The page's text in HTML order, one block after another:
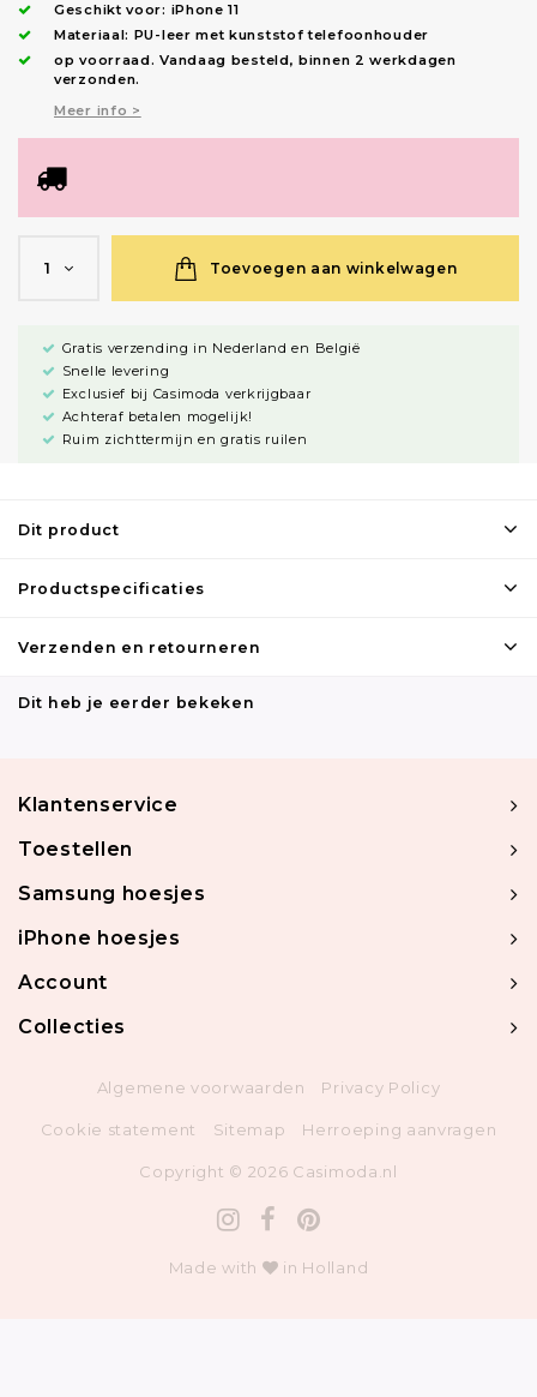
Geschikt voor: iPhone 11
Materiaal: PU-leer met kunststof telefoonhouder
op voorraad.Vandaag besteld, binnen 2 werkdagen
verzonden.
Meer info >
1 Toevoegen aan winkelwagen
Gratis verzending in Nederland en België
Snelle levering
Exclusief bij Casimoda verkrijgbaar
Achteraf betalen mogelijk!
Ruim zichttermijn en gratis ruilen
Dit product
Productspecificaties
Verzenden en retourneren
Dit heb je eerder bekeken
Klantenservice
Toestellen
Samsung hoesjes
iPhone hoesjes
Account
Collecties
Algemene voorwaarden Privacy Policy
Cookie statement Sitemap Herroeping aanvragen
Copyright © 2026 Casimoda.nl
Made with in Holland